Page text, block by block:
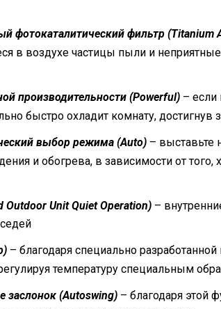
фотокаталитический фильтр (Titanium
в воздухе частицы пыли и
производительности (Powerful) –
быстро охладит комнату, достигнув
выбор режима (Auto) – выставьте
и обогрева, в зависимости от
Outdoor Unit Quiet Operation) –
– благодаря специально
температуру специальным
заслонок (Autoswing) – благодаря этой